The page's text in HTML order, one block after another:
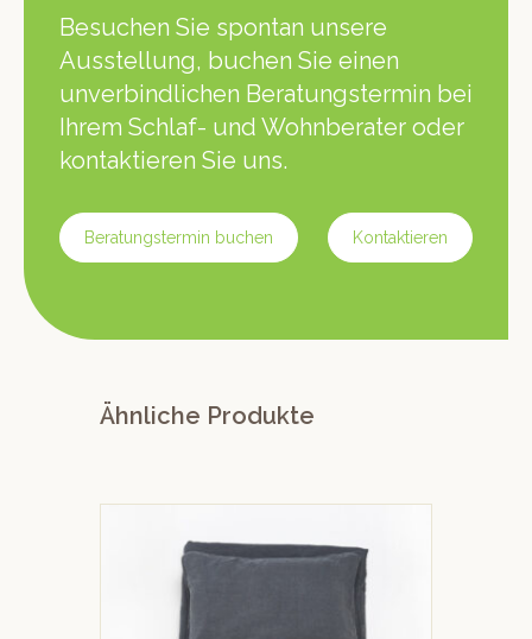
Besuchen Sie spontan unsere
Ausstellung, buchen Sie einen
unverbindlichen Beratungstermin bei
Ihrem Schlaf- und Wohnberater oder
kontaktieren Sie uns.
Beratungstermin buchen Kontaktieren
Ähnliche Produkte